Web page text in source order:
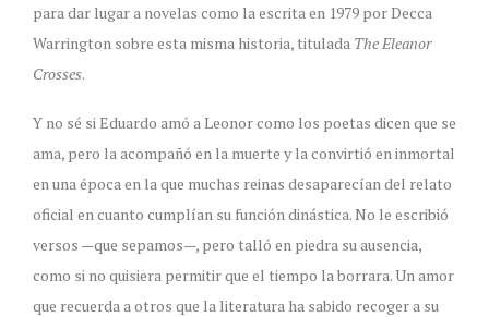
para dar lugar a novelas como la escrita en 1979 por Decca
Warrington sobre esta misma historia, titulada The Eleanor
Crosses.
Y no sé si Eduardo amó a Leonor como los poetas dicen que se
ama, pero la acompañó en la muerte y la convirtió en inmortal
en una época en la que muchas reinas desaparecían del relato
oficial en cuanto cumplían su función dinástica. No le escribió
versos —que sepamos—, pero talló en piedra su ausencia,
como si no quisiera permitir que el tiempo la borrara. Un amor
que recuerda a otros que la literatura ha sabido recoger a su